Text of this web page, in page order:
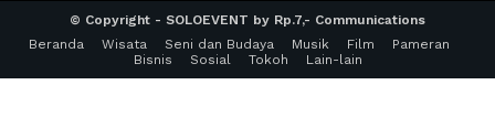
© Copyright - SOLOEVENT by Rp.7,- Communications
Beranda
Wisata Seni dan Budaya Musik Film
Pameran
Bisnis
Sosial Tokoh Lain-lain